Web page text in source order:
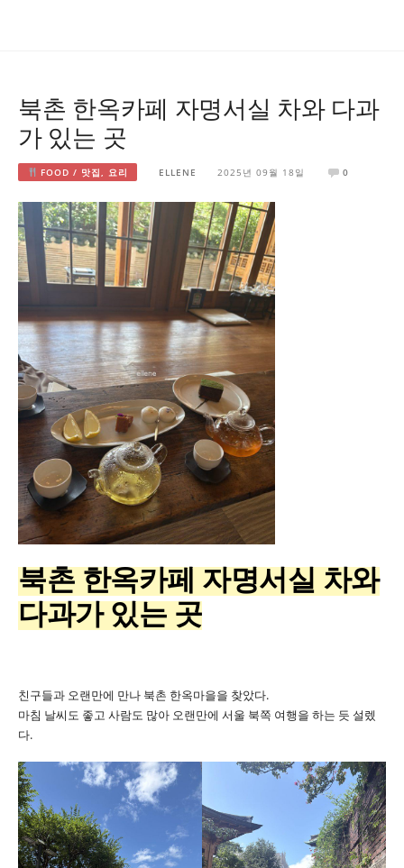
북촌 한옥카페 자명서실 차와 다과
가 있는 곳
FOOD / 맛집, 요리 ELLENE 2025년 09월 18일 0
북촌 한옥카페 자명서실 차와
다과가 있는 곳
친구들과 오랜만에 만나 북촌 한옥마을을 찾았다.
마침 날씨도 좋고 사람도 많아 오랜만에 서울 북쪽 여행을 하는 듯 설렜
다.